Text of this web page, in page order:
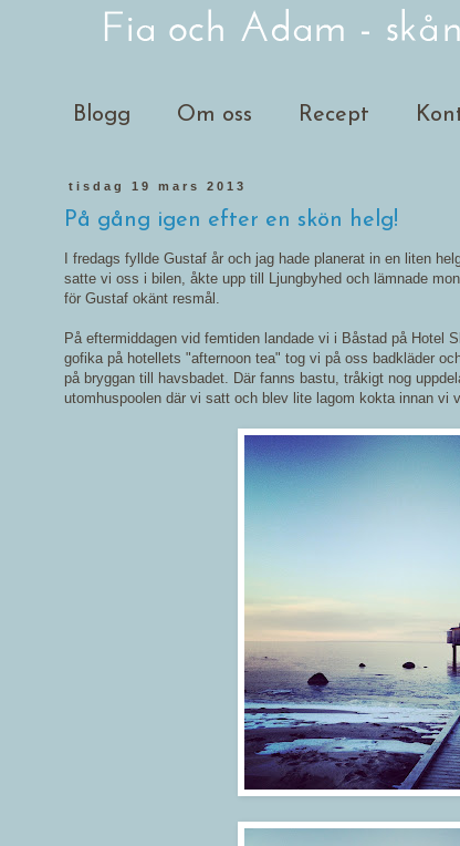
Blogg Om oss Recept
tisdag 19 mars 2013
På gång igen efter en skön helg!
I fredags fyllde Gustaf år och jag hade planerat in en liten
satte vi oss i bilen, åkte upp till Ljungbyhed och lämnade
för Gustaf okänt resmål.
På eftermiddagen vid femtiden landade vi i Båstad på Hotel
gofika på hotellets "afternoon tea" tog vi på oss badkläder
på bryggan till havsbadet. Där fanns bastu, tråkigt nog
utomhuspoolen där vi satt och blev lite lagom kokta innan vi